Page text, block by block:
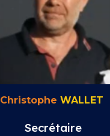
Christophe WALLET
Secrétaire